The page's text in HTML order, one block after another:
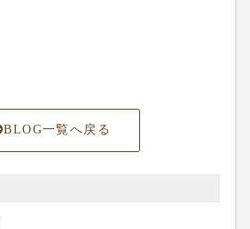
BLOG一覧へ戻る